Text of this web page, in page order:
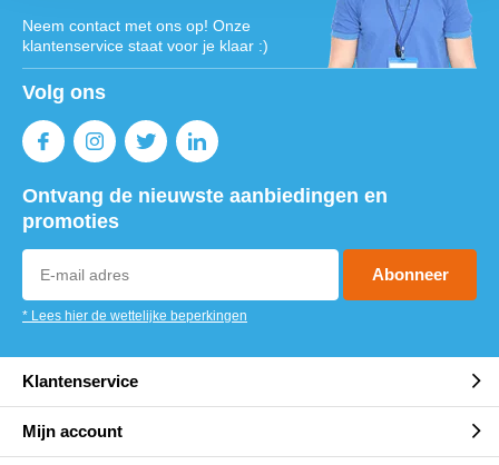
Neem contact met ons op! Onze
klantenservice staat voor je klaar :)
Volg ons
Ontvang de nieuwste aanbiedingen en
promoties
Abonneer
* Lees hier de wettelijke beperkingen
Klantenservice
Mijn account